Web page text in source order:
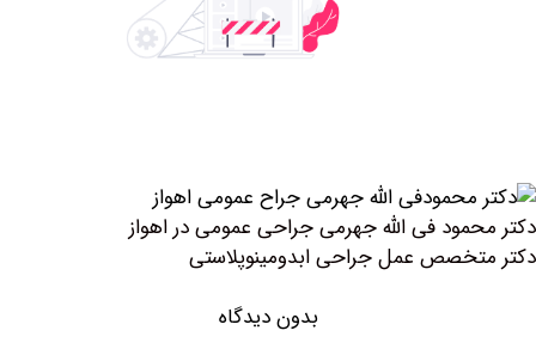
فی الله جهرمی جراحی عمومی در اهواز
عمل جراحی ابدومینوپلاستی
بدون دیدگاه